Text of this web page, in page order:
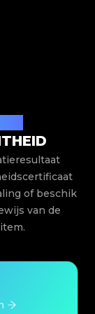
of beschik
van de